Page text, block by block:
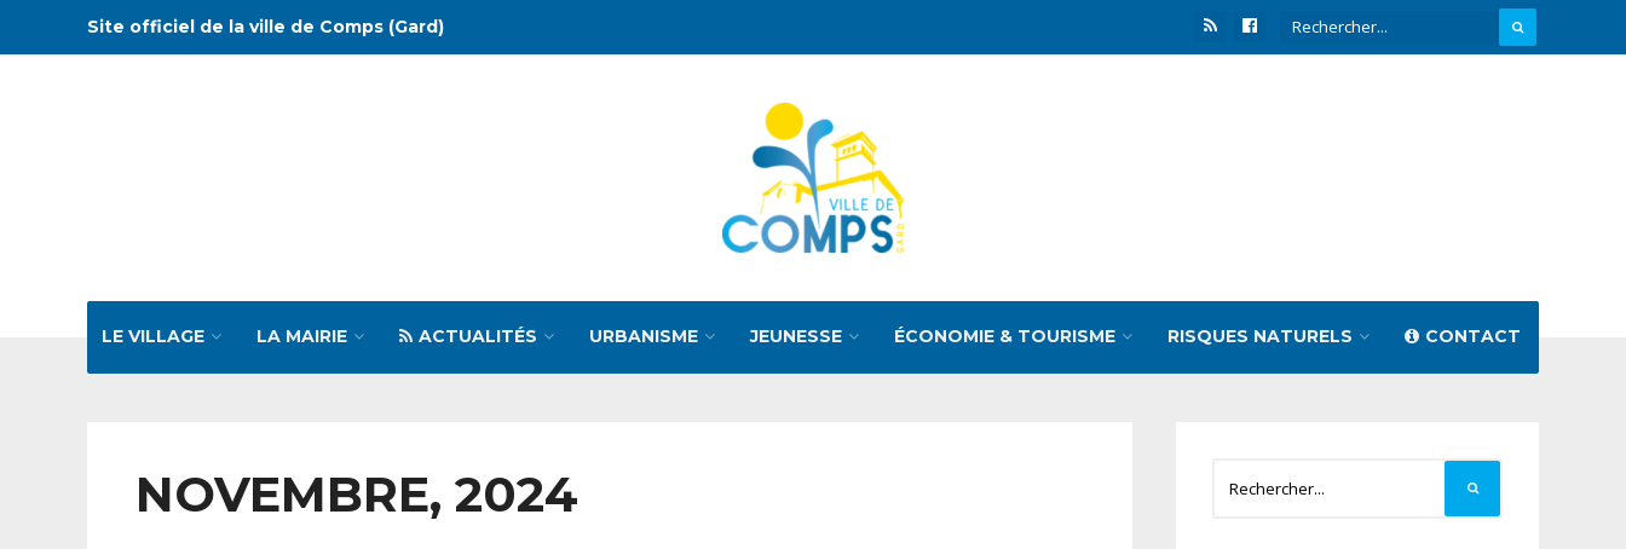
Site officiel de la ville de Comps (Gard)
LE VILLAGE LA MAIRIE ACTUALITÉS URBANISME JEUNESSE ÉCONOMIE & TOURISME RISQUES NATURELS CONTACT
NOVEMBRE, 2024